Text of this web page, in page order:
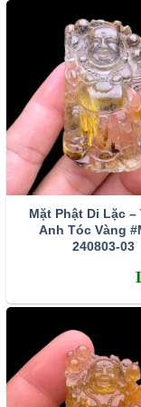
trong đường
yên ấm, bền
sự thật đằng
cũng cách
lượng chuẩn
Mặt Phật Di Lặc –
Anh Tóc Vàng
240803-03